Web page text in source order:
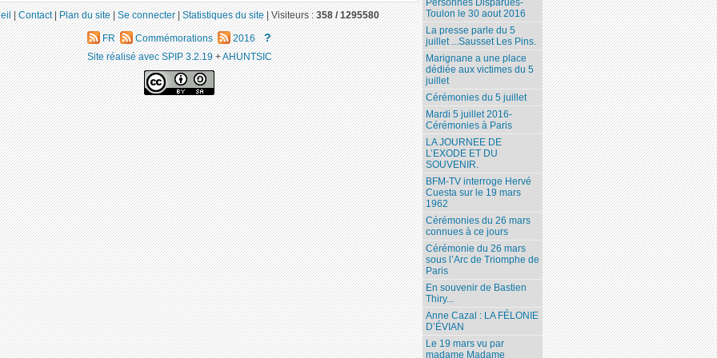
Personnes Disparues-
Toulon le 30 aout 2016
La presse parle du 5
juillet ...Sausset Les Pins.
Marignane a une place
dédiée aux victimes du 5
juillet
Cérémonies du 5 juillet
Mardi 5 juillet 2016-
Cérémonies à Paris
LA JOURNEE DE
L’EXODE ET DU
SOUVENIR.
BFM-TV interroge Hervé
Cuesta sur le 19 mars
1962
Cérémonies du 26 mars
connues à ce jours
Cérémonie du 26 mars
sous l’Arc de Triomphe de
Paris
En souvenir de Bastien
Thiry...
Anne Cazal : LA FÉLONIE
D’ÉVIAN
Le 19 mars vu par
madame Madame
|Contact|Plan du site|Se connecter|Statistiques du site|Visiteurs :358 / 1295580
FR Commémorations 2016 ?
Site réalisé avec SPIP 3.2.19+AHUNTSIC